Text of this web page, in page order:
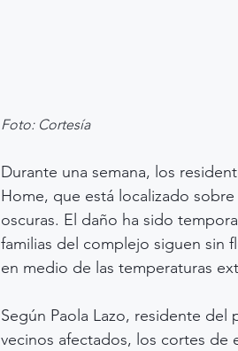
Foto: Cortesía
Durante una semana, los
Home, que está localizado
oscuras. El daño ha sido
familias del complejo siguen sin
en medio de las temperaturas
Según Paola Lazo, residente
vecinos afectados, los cortes de